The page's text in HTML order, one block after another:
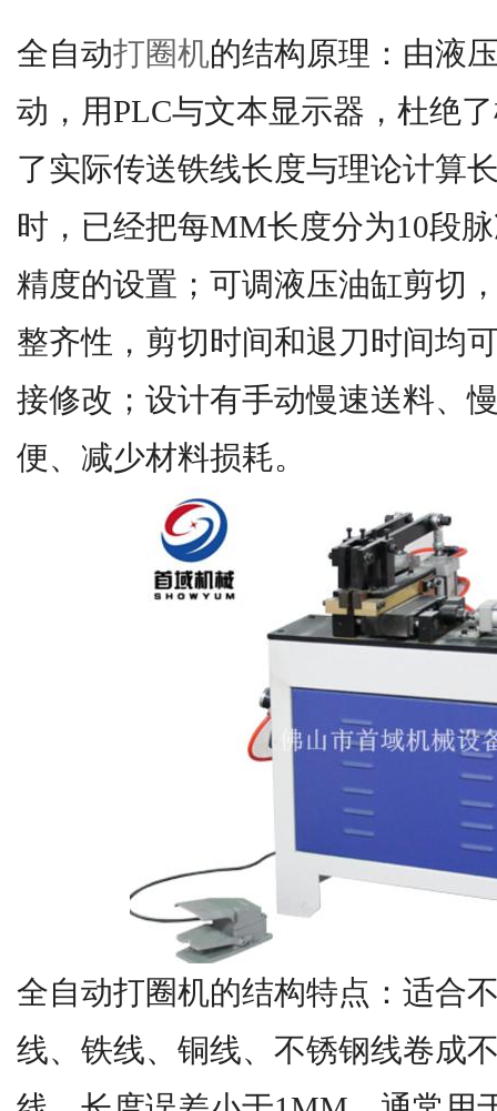
全自动打圈机的结构原理：由液
动，用PLC与文本显示器，杜绝
了实际传送铁线长度与理论计算
时，已经把每MM长度分为10段
精度的设置；可调液压油缸剪切
整齐性，剪切时间和退刀时间均
接修改；设计有手动慢速送料、
便、减少材料损耗。
全自动打圈机的结构特点：适合
线、铁线、铜线、不锈钢线卷成